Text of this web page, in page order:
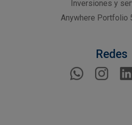
Inversiones y
Anywhere Portfolio
Redes